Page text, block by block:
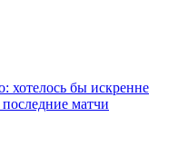
хотелось бы искренне
матчи